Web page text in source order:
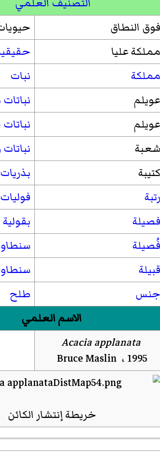
فوق النطاق
مملكة عليا
مملكة
نبات
عويلم
عويلم
شعبة
كتيبة
بذريات
رتبة
فوليات
فصيلة
بقولية
فُصيلة
قبيلة
جنس
طلح
الاسم العلمي
Acacia applanata
Bruce Maslin ، 1995
خريطة إنتشار الكائن